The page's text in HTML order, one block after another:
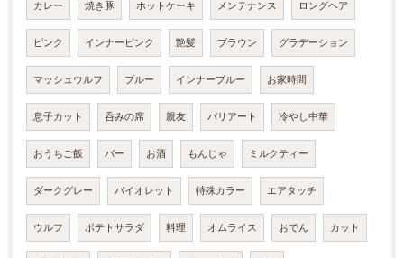
カレー 焼き豚 ホットケーキ メンテナンス ロングヘア
ピンク インナーピンク 艶髪 ブラウン グラデーション
マッシュウルフ ブルー インナーブルー お家時間
息子カット 呑みの席 親友 バリアート 冷やし中華
おうちご飯 バー お酒 もんじゃ ミルクティー
ダークグレー バイオレット 特殊カラー エアタッチ
ウルフ ポテトサラダ 料理 オムライス おでん カット